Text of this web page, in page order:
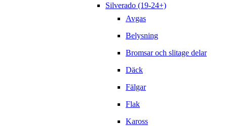
Silverado (19-24+)
Avgas
Belysning
Bromsar och slitage delar
Däck
Fälgar
Flak
Kaross